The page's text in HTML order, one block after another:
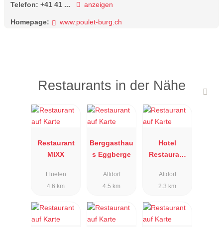
Telefon: +41 41 ... anzeigen
Homepage: www.poulet-burg.ch
Restaurants in der Nähe
Restaurant
MIXX
Flüelen
4.6 km
Berggasthau
s Eggberge
Altdorf
4.5 km
Hotel
Restaurant
Altdorf
2.3 km